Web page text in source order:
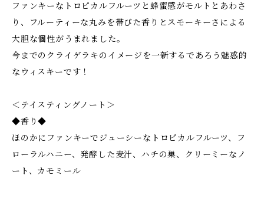
ファンキーなトロピカルフルーツと蜂蜜感がモルトとあわさ
り、フルーティーな丸みを帯びた香りとスモーキーさによる
大胆な個性がうまれました。
今までのクライゲラキのイメージを一新するであろう魅惑的
なウィスキーです！
＜テイスティングノート＞
◆香り◆
ほのかにファンキーでジューシーなトロピカルフルーツ、フ
ローラルハニー、発酵した麦汁、ハチの巣、クリーミーなノ
ート、カモミール